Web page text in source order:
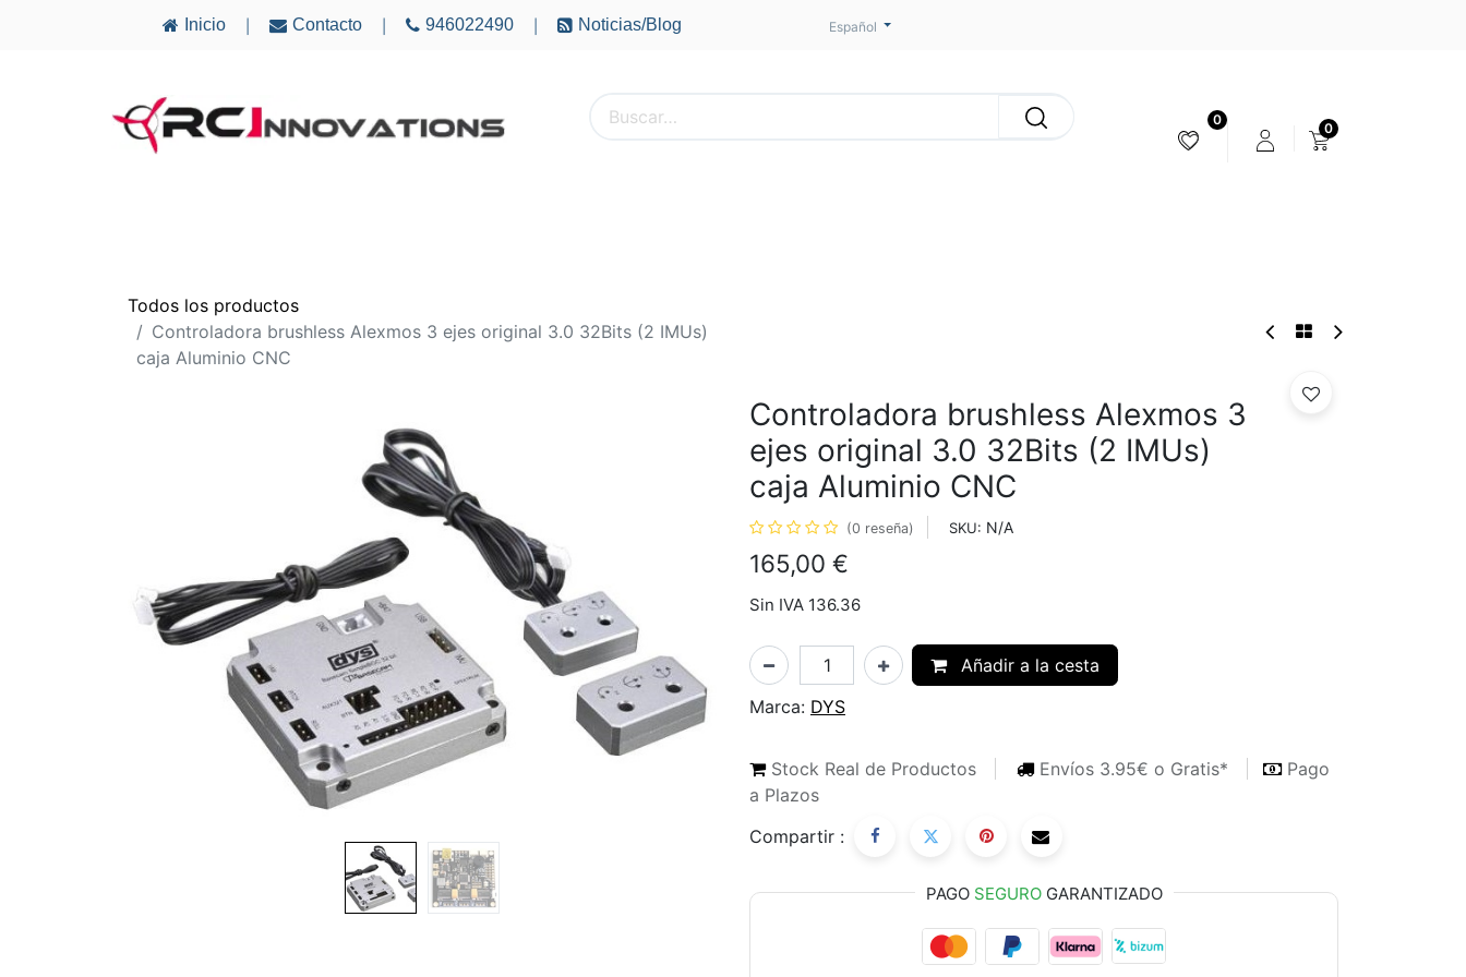
Inicio Contacto 946022490 Noticias/Blog Español
0
0
Todos los productos
Controladora brushless Alexmos 3 ejes original 3.0 32Bits (2 IMUs)
caja Aluminio CNC
Controladora brushless Alexmos 3
ejes original 3.0 32Bits (2 IMUs)
caja Aluminio CNC
(0 reseña) SKU: N/A
165,00 €
Sin IVA 136.36
Añadir a la cesta
Marca: DYS
Stock Real de Productos Envíos 3.95€ o Gratis*
Pago
a Plazos
Compartir :
PAGO SEGUROGARANTIZADO